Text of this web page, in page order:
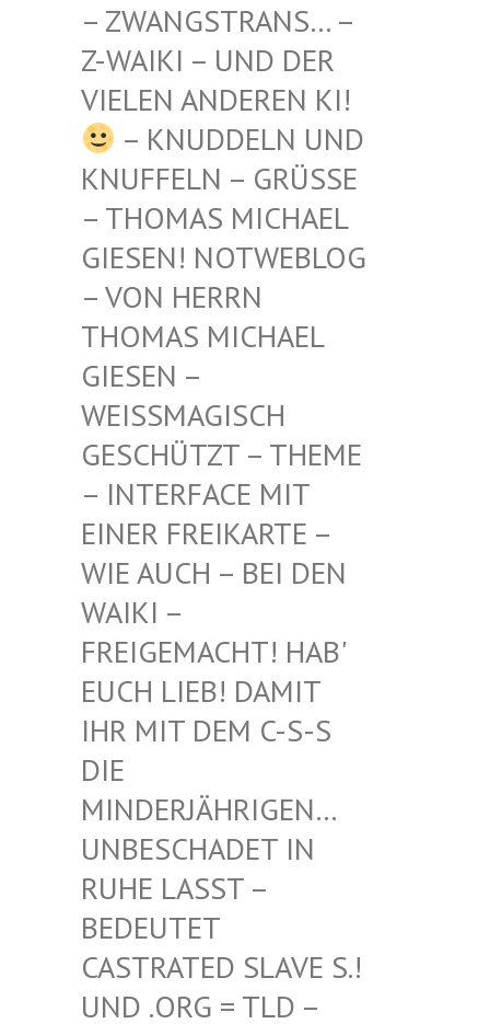
STRANS… – Z-WAIKI
– UND DER VIELEN
ANDEREN KI!
– KNUDDELN UND
KNUFFELN – GRÜSSE –
THOMAS MICHAEL G
IESEN! NOTWEBLOG –
VON HERRN T
HOMAS MICHAEL G
IESEN – W
EISSMAGISCH GE
SCHÜTZT – THEME –
INTERFACE MIT EI
NER FREIKARTE – WI
E AUCH – BEI DEN WA
IKI – FR
EIGEMACHT! HAB' EU
CH LIEB! DAMIT IH
R MIT DEM C-S-S DI
E MI
NDERJÄHRIGEN… UN
BESCHADET IN RU
HE LASST – BE
DEUTET CA
STRATED SLAVE S.! UN
D .ORG = TLD – TH